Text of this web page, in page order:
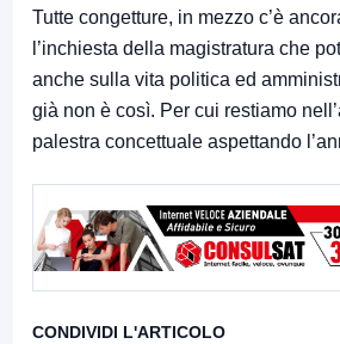
Tutte congetture, in mezzo c’è
l’inchiesta della magistratura che
anche sulla vita politica ed
già non è così. Per cui restiamo
palestra concettuale aspettando
CONDIVIDI L'ARTICOLO